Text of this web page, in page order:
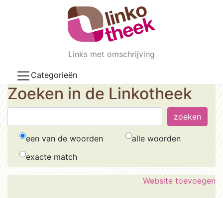
Skip to main content
Links met omschrijving
Categorieën
Zoeken in de Linkotheek
een van de woorden
alle woorden
exacte match
Website toevoegen